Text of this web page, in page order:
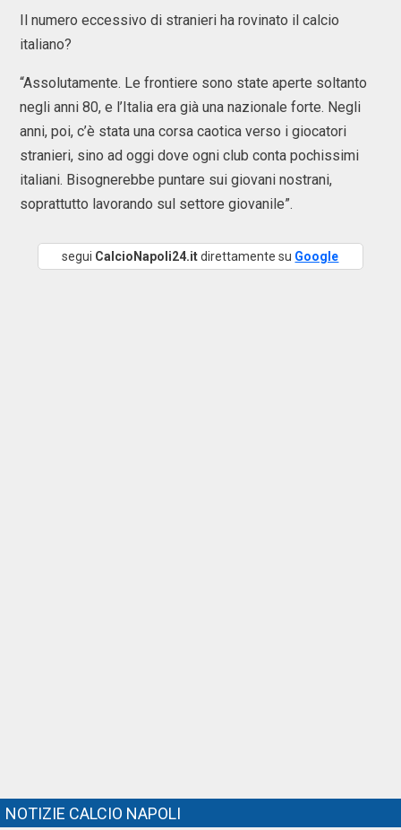
Il numero eccessivo di stranieri ha rovinato il calcio
italiano?
“Assolutamente. Le frontiere sono state aperte soltanto
negli anni 80, e l’Italia era già una nazionale forte. Negli
anni, poi, c’è stata una corsa caotica verso i giocatori
stranieri, sino ad oggi dove ogni club conta pochissimi
italiani. Bisognerebbe puntare sui giovani nostrani,
soprattutto lavorando sul settore giovanile”.
segui CalcioNapoli24.itdirettamente su Google
NOTIZIE CALCIO NAPOLI